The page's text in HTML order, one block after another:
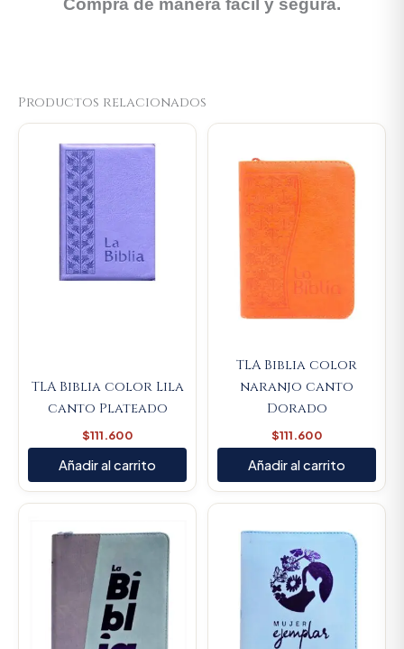
Compra de manera fácil y segura.
Productos relacionados
TLA Biblia color Lila
canto Plateado
$111.600
Añadir al carrito
TLA Biblia color
naranjo canto
Dorado
$111.600
Añadir al carrito
$106.000.
Current
is: